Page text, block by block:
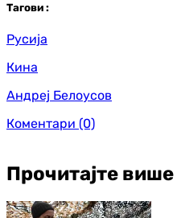
Тагови :
Русија
Кина
Андреј Белоусов
Коментари (0)
Прочитајте више